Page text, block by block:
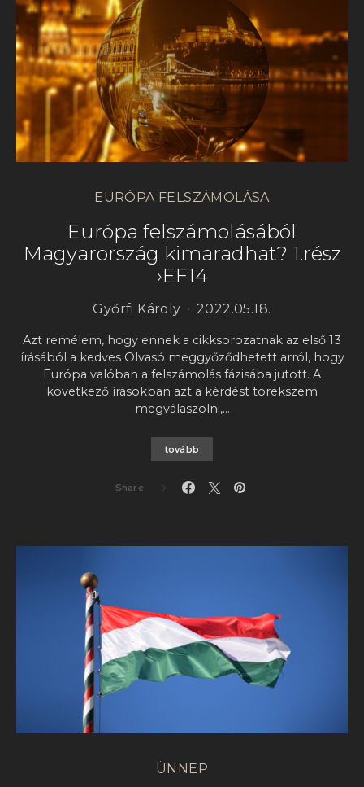
EURÓPA FELSZÁMOLÁSA
Európa felszámolásából
Magyarország kimaradhat? 1.rész
›EF14
Győrfi Károly 2022.05.18.
Azt remélem, hogy ennek a cikksorozatnak az első 13
írásából a kedves Olvasó meggyőződhetett arról, hogy
Európa valóban a felszámolás fázisába jutott. A
következő írásokban azt a kérdést törekszem
megválaszolni,…
tovább
Share
ÜNNEP